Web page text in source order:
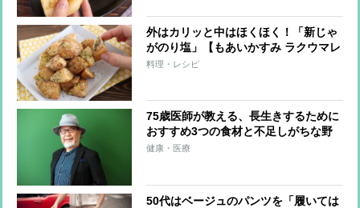
外はカリッと中はほくほく！「新じゃ
がのり塩」【もあいかすみ ラクウマレ
シピ】
料理・レシピ
75歳医師が教える、長生きするために
おすすめ3つの食材と不足しがちな野
菜を手軽に食べる方法
健康・医療
50代はベージュのパンツを「履いては